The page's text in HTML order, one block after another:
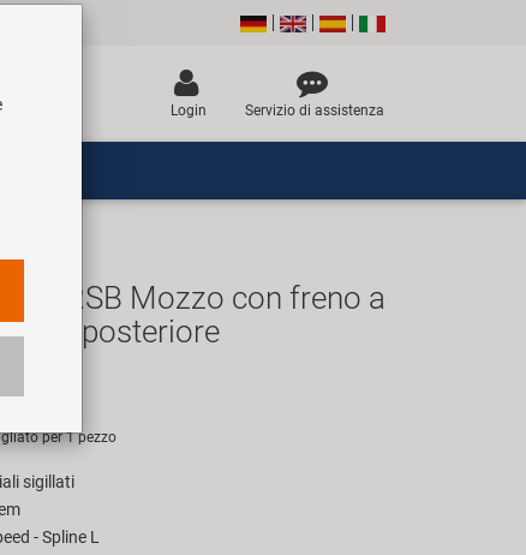
Login Servizio di assistenza
D572RSB Mozzo con freno a
posteriore
per 1 pezzo
sigillati
- Spline L